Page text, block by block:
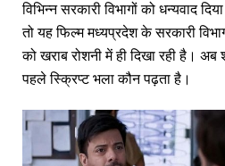
विभिन्न सरकारी विभागों को धन्यवाद
तो यह फिल्म मध्यप्रदेश के सरकारी
को खराब रोशनी में ही दिखा रही है।
पहले स्क्रिप्ट भला कौन पढ़ता है।